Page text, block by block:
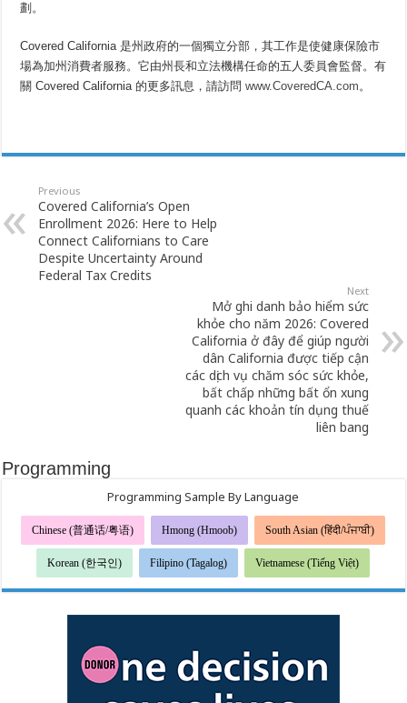
劃。
Covered California 是州政府的一個獨立分部，其工作是使健康保險市
場為加州消費者服務。它由州長和立法機構任命的五人委員會監督。有
關 Covered California 的更多訊息，請訪問www.CoveredCA.com。
Previous
Covered California’s Open
Enrollment 2026: Here to Help
Connect Californians to Care
Despite Uncertainty Around
Federal Tax Credits
Next
Mở ghi danh bảo hiểm sức
khỏe cho năm 2026: Covered
California ở đây để giúp người
dân California được tiếp cận
các dịch vụ chăm sóc sức khỏe,
bất chấp những bất ổn xung
quanh các khoản tín dụng thuế
liên bang
Programming
Programming Sample By Language
Chinese (普通话/粤语) Hmong (Hmoob) South Asian (हिंदी/ਪੰਜਾਬੀ)
Korean (한국인) Filipino (Tagalog) Vietnamese (Tiếng Việt)